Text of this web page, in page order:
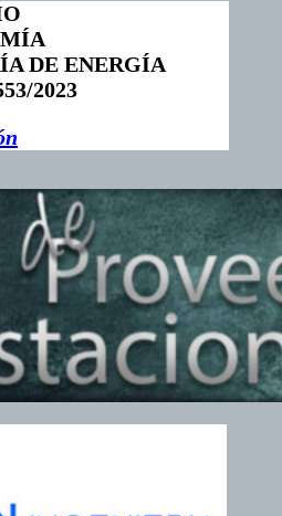
DE ENERGÍA
2023